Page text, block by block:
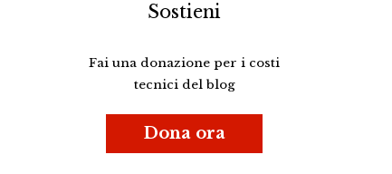
Sostieni
Fai una donazione per i costi
tecnici del blog
Dona ora